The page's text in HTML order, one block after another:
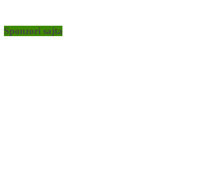
Sponzori sajta